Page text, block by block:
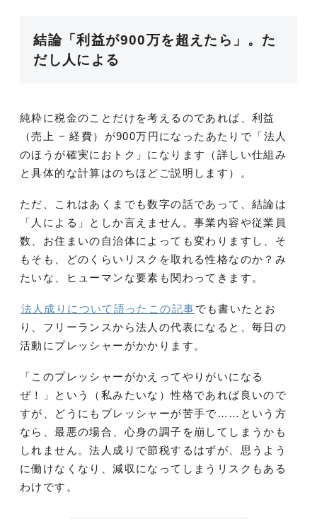
結論「利益が900万を超えたら」。た
だし人による
純粋に税金のことだけを考えるのであれば、利益
（売上 − 経費）が900万円になったあたりで「法人
のほうが確実におトク」になります（詳しい仕組み
と具体的な計算はのちほどご説明します）。
ただ、これはあくまでも数字の話であって、結論は
「人による」としか言えません。事業内容や従業員
数、お住まいの自治体によっても変わりますし、そ
もそも、どのくらいリスクを取れる性格なのか？み
たいな、ヒューマンな要素も関わってきます。
法人成りについて語ったこの記事でも書いたとお
り、フリーランスから法人の代表になると、毎日の
活動にプレッシャーがかかります。
「このプレッシャーがかえってやりがいになる
ぜ！」という（私みたいな）性格であれば良いので
すが、どうにもプレッシャーが苦手で……という方
なら、最悪の場合、心身の調子を崩してしまうかも
しれません。法人成りで節税するはずが、思うよう
に働けなくなり、減収になってしまうリスクもある
わけです。